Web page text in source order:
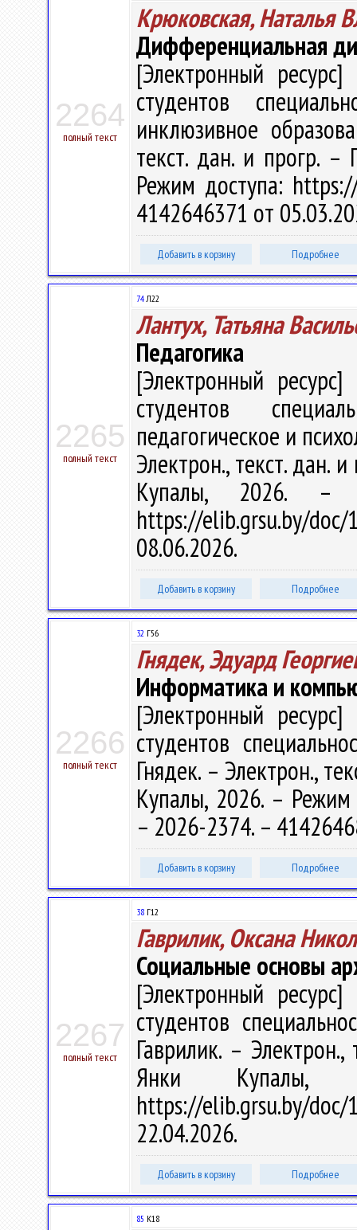
2264
полный текст
Крюковская, Наталья
Дифференциальная
[Электронный
студентов
инклюзивное
текст. дан. и прогр.
Режим доступа:
4142646371 от
Добавить в корзину Подробнее
2265
полный текст
74Л22
Лантух, Татьяна
Педагогика
[Электронный
студентов
педагогическое и
Электрон., текст. дан.
Купалы, 2026. –
https://elib.grsu.by/
08.06.2026.
Добавить в корзину Подробнее
2266
полный текст
32 Г56
Гнядек, Эдуард
Информатика и
[Электронный
студентов
Гнядек. – Электрон.,
Купалы, 2026. –
– 2026-2374. –
Добавить в корзину Подробнее
2267
полный текст
38 Г12
Гаврилик, Оксана
Социальные основы
[Электронный
студентов
Гаврилик. –
Янки
https://elib.grsu.by/
22.04.2026.
Добавить в корзину Подробнее
85 К18